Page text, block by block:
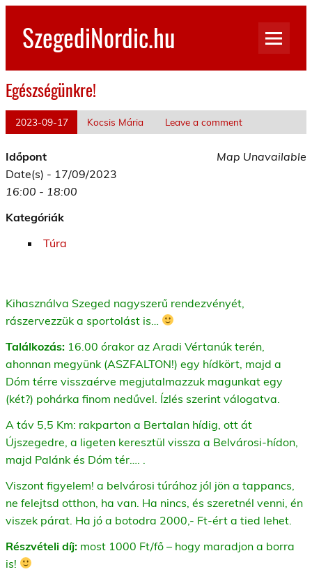
Skip
contentSzegediNordic.hu
Egészségünkre!
2023-09-17 Kocsis Mária Leave a comment
Map Unavailable
Időpont
Date(s) - 17/09/2023
16:00 - 18:00
Kategóriák
Túra
Kihasználva Szeged nagyszerű rendezvényét,
rászervezzük a sportolást is…
Találkozás: 16.00 órakor az Aradi Vértanúk terén,
ahonnan megyünk (ASZFALTON!) egy hídkört, majd a
Dóm térre visszaérve megjutalmazzuk magunkat egy
(két?) pohárka finom nedűvel. Ízlés szerint válogatva.
A táv 5,5 Km: rakparton a Bertalan hídig, ott át
Újszegedre, a ligeten keresztül vissza a Belvárosi-hídon,
majd Palánk és Dóm tér…. .
Viszont figyelem! a belvárosi túrához jól jön a tappancs,
ne felejtsd otthon, ha van. Ha nincs, és szeretnél venni, én
viszek párat. Ha jó a botodra 2000,- Ft-ért a tied lehet.
Részvételi díj: most 1000 Ft/fő – hogy maradjon a borra
is!